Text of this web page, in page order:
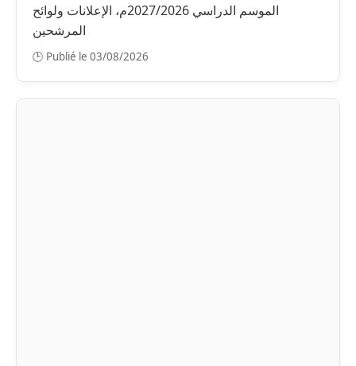
الموسم الدراسي 2027/2026م، الإعلانات ولوائح
المرشحين
🕒 Publié le 03/08/2026